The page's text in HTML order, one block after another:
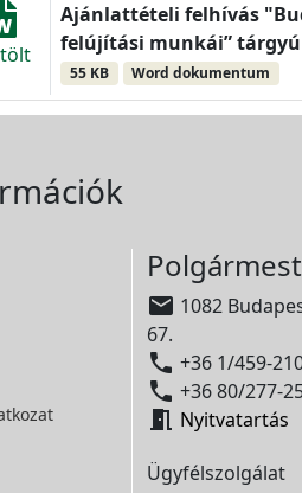
Ajánlattételi felhívás
felújítási munkái” tárgyú
55 KB Word dokumentum
 1082
67.
 +36 1/459-
 +36 80/277-
 Nyitvatartás
Ügyfélszolgálat